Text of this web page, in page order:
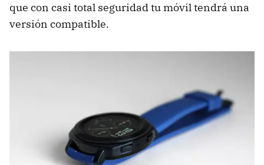
que con casi total seguridad tu móvil tendrá una
versión compatible.